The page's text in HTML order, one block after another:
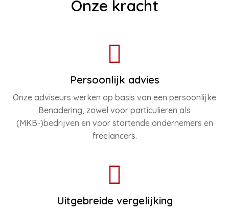
Onze kracht
Persoonlijk advies
Onze adviseurs werken op basis van een persoonlijke
Benadering, zowel voor particulieren als
(MKB-)bedrijven en voor startende ondernemers en
freelancers.
Uitgebreide vergelijking